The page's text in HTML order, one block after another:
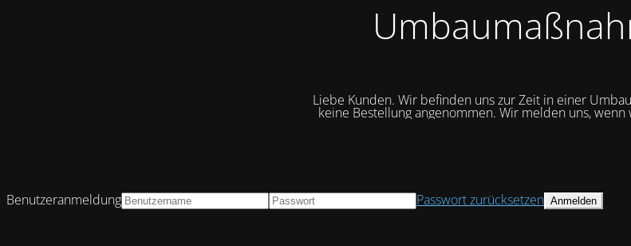
Liebe Kunden. Wir befinden uns zur Zeit in einer
keine Bestellung angenommen. Wir melden uns,
Benutzeranmeldung Passwort zurücksetzen